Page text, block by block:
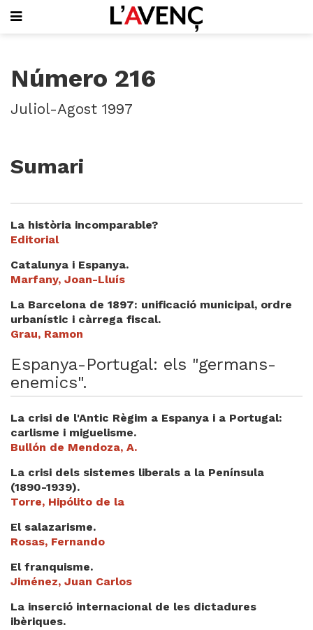
PORTADA
QUI SOM
L'AVENÇ PAPER
PUBLICITAT
VIDEOTECA
Focus
Actualitat
El llibre de la setmana
Mirador
Videoteca
Número 216
Juliol-Agost 1997
Sumari
La història incomparable?
Editorial
Catalunya i Espanya.
Marfany, Joan-Lluís
La Barcelona de 1897: unificació municipal, ordre
urbanístic i càrrega fiscal.
Grau, Ramon
Espanya-Portugal: els "germans-
enemics".
La crisi de l'Antic Règim a Espanya i a Portugal:
carlisme i miguelisme.
Bullón de Mendoza, A.
La crisi dels sistemes liberals a la Península
(1890-1939).
Torre, Hipólito de la
El salazarisme.
Rosas, Fernando
El franquisme.
Jiménez, Juan Carlos
La inserció internacional de les dictadures
ibèriques.